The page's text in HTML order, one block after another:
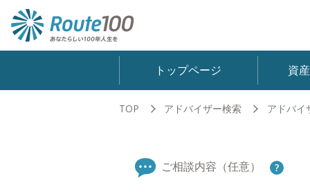
トップページ 資
TOP アドバイザー検索 アドバイ
ご相談内容（任意）